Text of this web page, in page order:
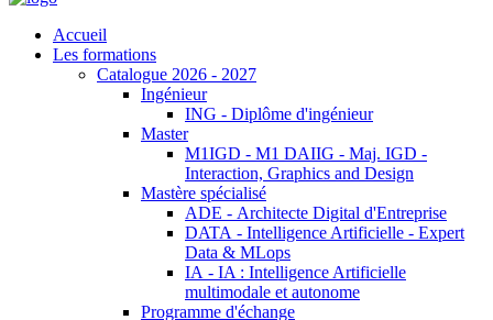
Accueil
Les formations
Catalogue 2026 - 2027
Ingénieur
ING - Diplôme d'ingénieur
Master
M1IGD - M1 DAIIG - Maj. IGD -
Interaction, Graphics and Design
Mastère spécialisé
ADE - Architecte Digital d'Entreprise
DATA - Intelligence Artificielle - Expert
Data & MLops
IA - IA : Intelligence Artificielle
multimodale et autonome
Programme d'échange